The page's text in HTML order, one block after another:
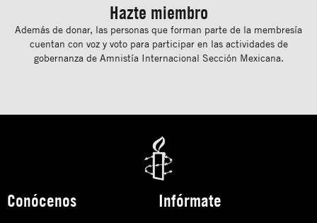
Hazte miembro
Además de donar, las personas que forman parte de la membresía
cuentan con voz y voto para participar en las actividades de
gobernanza de Amnistía Internacional Sección Mexicana.
Conócenos Infórmate